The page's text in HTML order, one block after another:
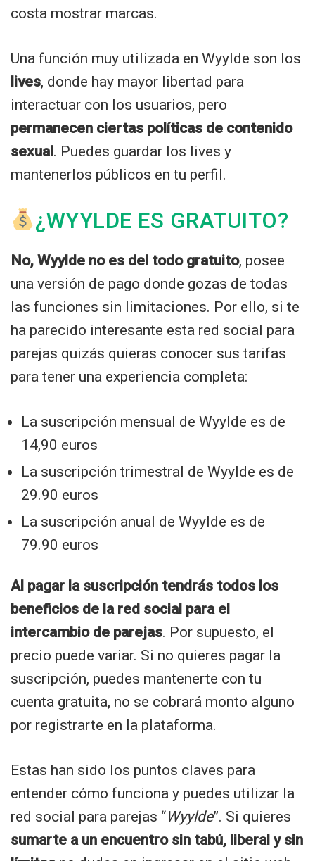
costa mostrar marcas.
Una función muy utilizada en Wyylde son los
lives, donde hay mayor libertad para
interactuar con los usuarios, pero
permanecen ciertas políticas de contenido
sexual . Puedes guardar los lives y
mantenerlos públicos en tu perfil.
¿WYYLDE ES GRATUITO?
No, Wyylde no es del todo gratuito, posee
una versión de pago donde gozas de todas
las funciones sin limitaciones. Por ello, si te
ha parecido interesante esta red social para
parejas quizás quieras conocer sus tarifas
para tener una experiencia completa:
La suscripción mensual de Wyylde es de
14,90 euros
La suscripción trimestral de Wyylde es de
29.90 euros
La suscripción anual de Wyylde es de
79.90 euros
Al pagar la suscripción tendrás todos los
beneficios de la red social para el
intercambio de parejas. Por supuesto, el
precio puede variar. Si no quieres pagar la
suscripción, puedes mantenerte con tu
cuenta gratuita, no se cobrará monto alguno
por registrarte en la plataforma.
Estas han sido los puntos claves para
entender cómo funciona y puedes utilizar la
red social para parejas “Wyylde”. Si quieres
sumarte a un encuentro sin tabú, liberal y sin